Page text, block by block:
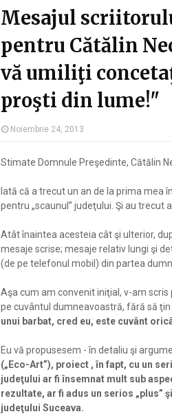
Mesajul
pentru Cătălin
vă umiliţi
proşti din lume!"
Noiembrie 24, 2013
Stimate Domnule Preşedinte, Cătălin
Iată că a trecut un an de la prima mea
pentru „scaunul” judeţului. Şi au trecut
Atât înaintea acesteia cât şi ulterior,
mesaje scrise; mesaje relativ lungi şi
(de pe telefonul mobil) din partea
Aşa cum am convenit iniţial, v-am
pe cuvântul dumneavoastră, fără să ţin
unui barbat, cred eu, este cuvânt
Eu vă propusesem - în detaliu şi
(„Eco-Art”), proiect , în fapt, cu un
judeţului ar fi însemnat mult sub
rezultate, ar fi adus un serios „plus”
judeţului Suceava.